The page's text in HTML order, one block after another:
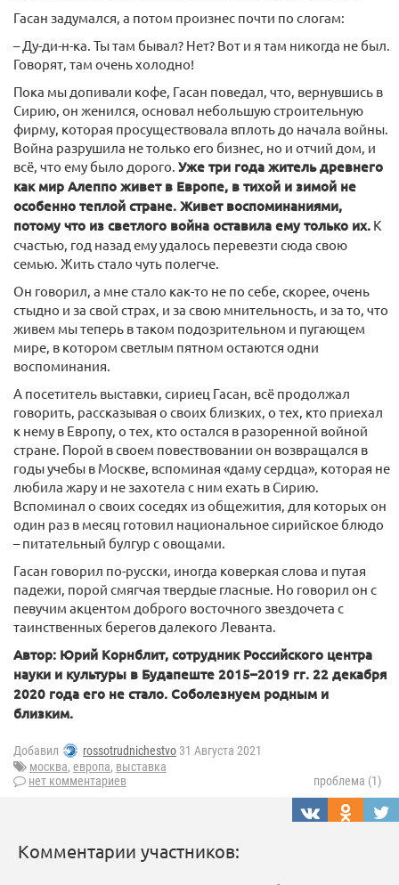
Гасан задумался, а потом произнес почти по слогам:
– Ду-ди-н-ка. Ты там бывал? Нет? Вот и я там никогда не был.
Говорят, там очень холодно!
Пока мы допивали кофе, Гасан поведал, что, вернувшись в
Сирию, он женился, основал небольшую строительную
фирму, которая просуществовала вплоть до начала войны.
Война разрушила не только его бизнес, но и отчий дом, и
всё, что ему было дорого. Уже три года житель древнего
как мир Алеппо живет в Европе, в тихой и зимой не
особенно теплой стране. Живет воспоминаниями,
потому что из светлого война оставила ему только их. К
счастью, год назад ему удалось перевезти сюда свою
семью. Жить стало чуть полегче.
Он говорил, а мне стало как-то не по себе, скорее, очень
стыдно и за свой страх, и за свою мнительность, и за то, что
живем мы теперь в таком подозрительном и пугающем
мире, в котором светлым пятном остаются одни
воспоминания.
А посетитель выставки, сириец Гасан, всё продолжал
говорить, рассказывая о своих близких, о тех, кто приехал
к нему в Европу, о тех, кто остался в разоренной войной
стране. Порой в своем повествовании он возвращался в
годы учебы в Москве, вспоминая «даму сердца», которая не
любила жару и не захотела с ним ехать в Сирию.
Вспоминал о своих соседях из общежития, для которых он
один раз в месяц готовил национальное сирийское блюдо
– питательный булгур с овощами.
Гасан говорил по-русски, иногда коверкая слова и путая
падежи, порой смягчая твердые гласные. Но говорил он с
певучим акцентом доброго восточного звездочета с
таинственных берегов далекого Леванта.
Автор: Юрий Корнблит, сотрудник Российского центра
науки и культуры в Будапеште 2015–2019 гг. 22 декабря
2020 года его не стало. Соболезнуем родным и
близким.
Добавил rossotrudnichestvo 31 Августа 2021
москва, европа, выставка
нет комментариев
проблема (1)
Комментарии участников: